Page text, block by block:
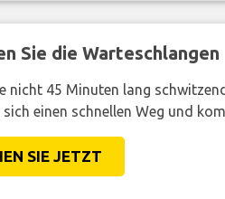
Sie die Warteschlangen
nicht 45 Minuten lang
sich einen schnellen Weg und
SIE JETZT